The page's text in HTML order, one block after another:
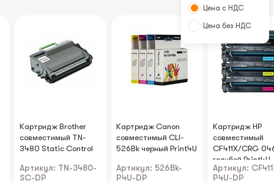
Картридж Brother
совместимый TN-
3480 Static Control
Артикул: TN-3480-
SC-DP
Картридж Canon
совместимый CLI-
526Bk черный Print4U
Артикул: 526Bk-
P4U-DP
Картридж HP
совместимый
CF411X/CRG
голубой Print4U
Артикул:
P4U-DP
Цена с НДС
Цена без НДС